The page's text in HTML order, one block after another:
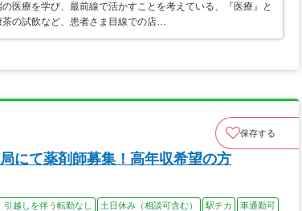
医療を学び、最前線で活かすことを考えている、『医療』と
の試飲など、患者さま目線での店…
保存する
にて薬剤師募集！高年収希望の方
引越しを伴う転勤なし 土日休み（相談可含む） 駅チカ
車通勤可